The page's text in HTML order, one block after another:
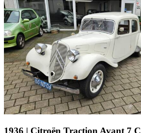
1936 | Citroën Traction Avant 7 C